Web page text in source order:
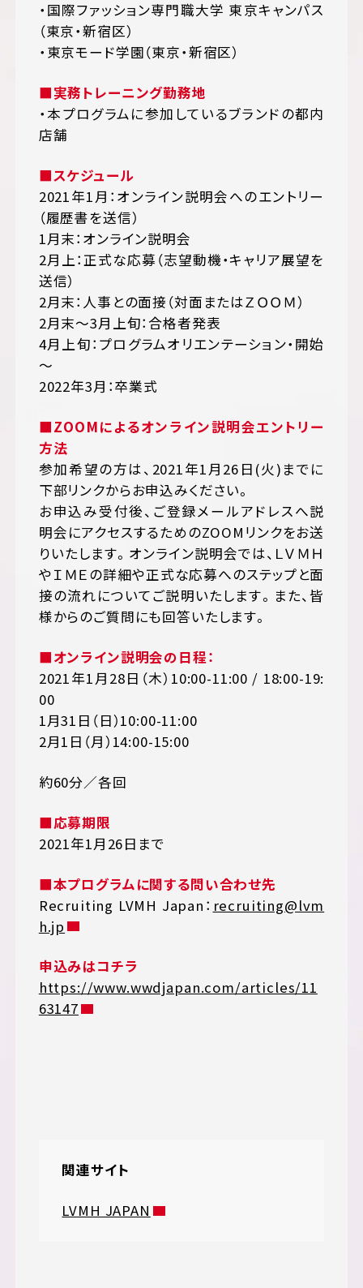
・国際ファッション専門職大学 東京キャンパス
（東京・新宿区）
・東京モード学園（東京・新宿区）
■実務トレーニング勤務地
・本プログラムに参加しているブランドの都内
店舗
■スケジュール
2021年1月：オンライン説明会へのエントリー
（履歴書を送信）
1月末：オンライン説明会
2月上：正式な応募（志望動機・キャリア展望を
送信）
2月末：人事との面接（対面またはＺＯＯＭ）
2月末～3月上旬：合格者発表
4月上旬：プログラムオリエンテーション・開始
～
2022年3月：卒業式
■ZOOMによるオンライン説明会エントリー
方法
参加希望の方は、2021年1月26日(火)までに
下部リンクからお申込みください。
お申込み受付後、ご登録メールアドレスへ説
明会にアクセスするためのZOOMリンクをお送
りいたします。オンライン説明会では、ＬＶＭＨ
やＩＭＥの詳細や正式な応募へのステップと面
接の流れについてご説明いたします。また、皆
様からのご質問にも回答いたします。
■オンライン説明会の日程：
2021年1月28日（木）10:00-11:00 / 18:00-19:
00
1月31日（日）10:00-11:00
2月1日（月）14:00-15:00
約60分／各回
■応募期限
2021年1月26日まで
■本プログラムに関する問い合わせ先
Recruiting LVMH Japan： recruiting@lvm
h.jp
申込みはコチラ
https://www.wwdjapan.com/articles/11
63147
関連サイト
LVMH JAPAN